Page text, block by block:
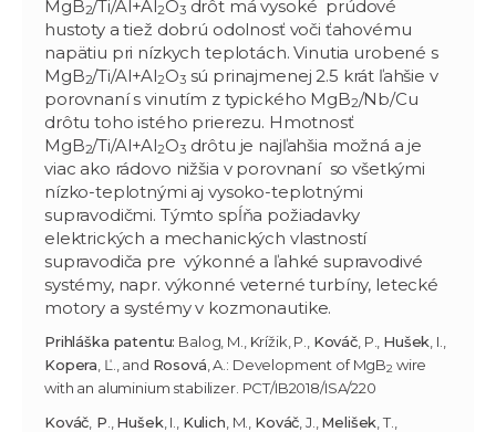
MgB2/Ti/Al+Al2O3drôt má vysoké prúdové
hustoty a tiež dobrú odolnosť voči ťahovému
napätiu pri nízkych teplotách. Vinutia urobené s
MgB2/Ti/Al+Al2O3sú prinajmenej 2.5 krát ľahšie v
porovnaní s vinutím z typického MgB2/Nb/Cu
drôtu toho istého prierezu. Hmotnosť
MgB2/Ti/Al+Al2O3drôtu je najľahšia možná a je
viac ako rádovo nižšia v porovnaní so všetkými
nízko-teplotnými aj vysoko-teplotnými
supravodičmi. Týmto spĺňa požiadavky
elektrických a mechanických vlastností
supravodiča pre výkonné a ľahké supravodivé
systémy, napr. výkonné veterné turbíny, letecké
motory a systémy v kozmonautike.
Prihláška patentu: Balog, M., Krížik, P., Kováč, P., Hušek , I.,
Kopera , Ľ., and Rosová , A.: Development of MgB2 wire
with an aluminium stabilizer. PCT/IB2018/ISA/220
Kováč P Hušek , I., Kulich , M., Kováč , J., Melišek , T.,